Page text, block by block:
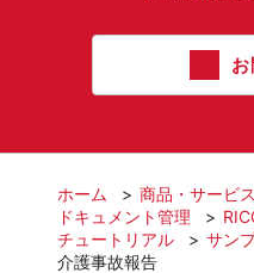
ホーム 商品・サービス
ドキュメント管理
チュートリアル
サン
介護事故報告